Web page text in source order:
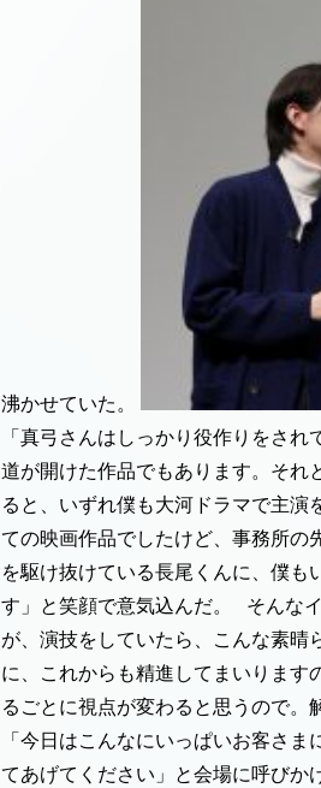
沸かせていた。
「真弓さんはしっかり役作りをさ
道が開けた作品でもあります。それ
ると、いずれ僕も大河ドラマで主演
ての映画作品でしたけど、事務所の
を駆け抜けている長尾くんに、僕も
す」と笑顔で意気込んだ。
そんな
が、演技をしていたら、こんな素晴
に、これからも精進してまいります
るごとに視点が変わると思うので。
「今日はこんなにいっぱいお客さ
てあげてください」と会場に呼びか